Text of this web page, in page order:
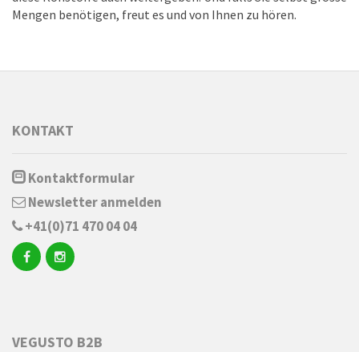
Mengen benötigen, freut es und von Ihnen zu hören.
KONTAKT
Kontaktformular
Newsletter anmelden
+41(0)71 470 04 04
VEGUSTO B2B